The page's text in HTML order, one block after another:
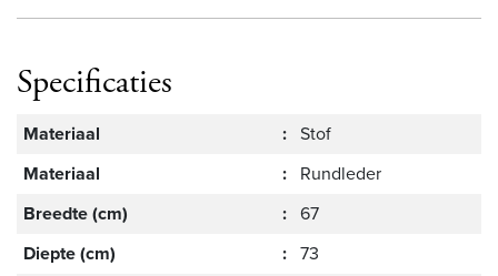
Specificaties
Materiaal : Stof
Materiaal
: Rundleder
Breedte (cm)
: 67
Diepte (cm)
: 73